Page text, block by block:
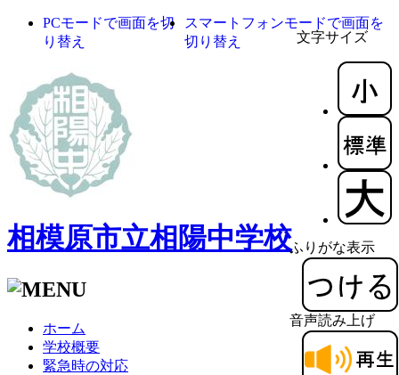
文字サイズ
ふりがな表示
音声読み上げ
PCモードで画面を切
り替え
スマートフォンモードで画面を
切り替え
相模原市立相陽中学校
ホーム
学校概要
緊急時の対応